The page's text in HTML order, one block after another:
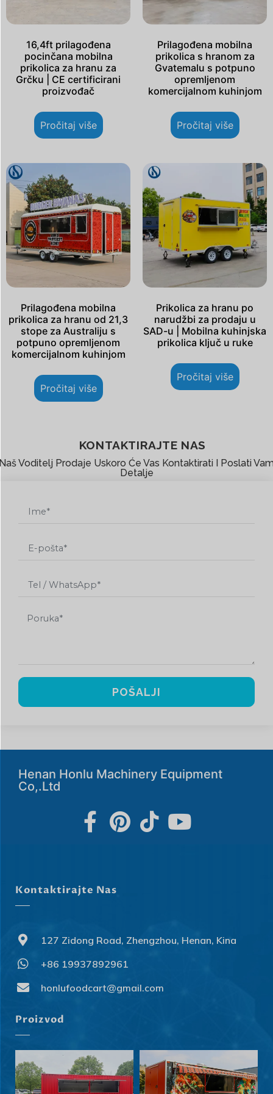
16,4ft prilagođena
pocinčana mobilna
prikolica za hranu za
Grčku | CE certificirani
proizvođač
Pročitaj više
Prilagođena mobilna
prikolica s hranom za
Gvatemalu s potpuno
opremljenom
komercijalnom kuhinjom
Pročitaj više
Prilagođena mobilna
prikolica za hranu od 21,3
stope za Australiju s
potpuno opremljenom
komercijalnom kuhinjom
Pročitaj više
Prikolica za hranu po
narudžbi za prodaju u
SAD-u | Mobilna kuhinjska
prikolica ključ u ruke
Pročitaj više
KONTAKTIRAJTE NAS
Voditelj Prodaje Uskoro Će Vas Kontaktirati I Poslati
Detalje
POŠALJI
Henan Honlu Machinery Equipment
Co,.Ltd
Kontaktirajte Nas
127 Zidong Road, Zhengzhou, Henan, Kina
+86 19937892961
honlufoodcart@gmail.com
Proizvod